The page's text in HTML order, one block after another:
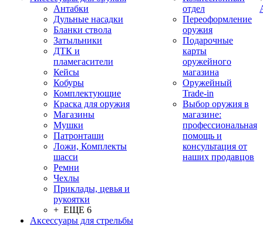
Антабки
Дульные насадки
Бланки ствола
Затыльники
ДТК и
пламегасители
Кейсы
Кобуры
Комплектующие
Краска для оружия
Магазины
Мушки
Патронташи
Ложи, Комплекты
шасси
Ремни
Чехлы
Приклады, цевья и
рукоятки
+ ЕЩЕ 6
Аксессуары для стрельбы
отдел
Переоформление
оружия
Подарочные
карты
оружейного
магазина
Оружейный
Trade-in
Выбор оружия в
магазине:
профессиональная
помощь и
консультация от
наших продавцов